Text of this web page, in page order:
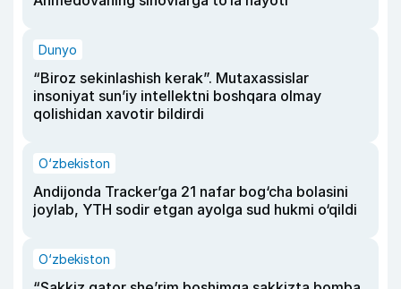
Dunyo
“Biroz sekinlashish kerak”. Mutaxassislar
insoniyat sun’iy intellektni boshqara olmay
qolishidan xavotir bildirdi
O‘zbekiston
Andijonda Tracker’ga 21 nafar bog‘cha bolasini
joylab, YTH sodir etgan ayolga sud hukmi o‘qildi
O‘zbekiston